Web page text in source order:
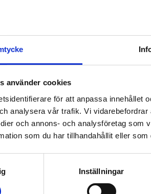
använder cookies
för att anpassa innehållet
analysera vår trafik. Vi
och annons- och analysföretag som
som du har tillhandahållit eller
Inställningar
särskilt utformad för smarta
Den täcker alla viktiga
stabil, rundstrålande täckning i både
på mätarskåp eller paneler är
för framtidssäkrad